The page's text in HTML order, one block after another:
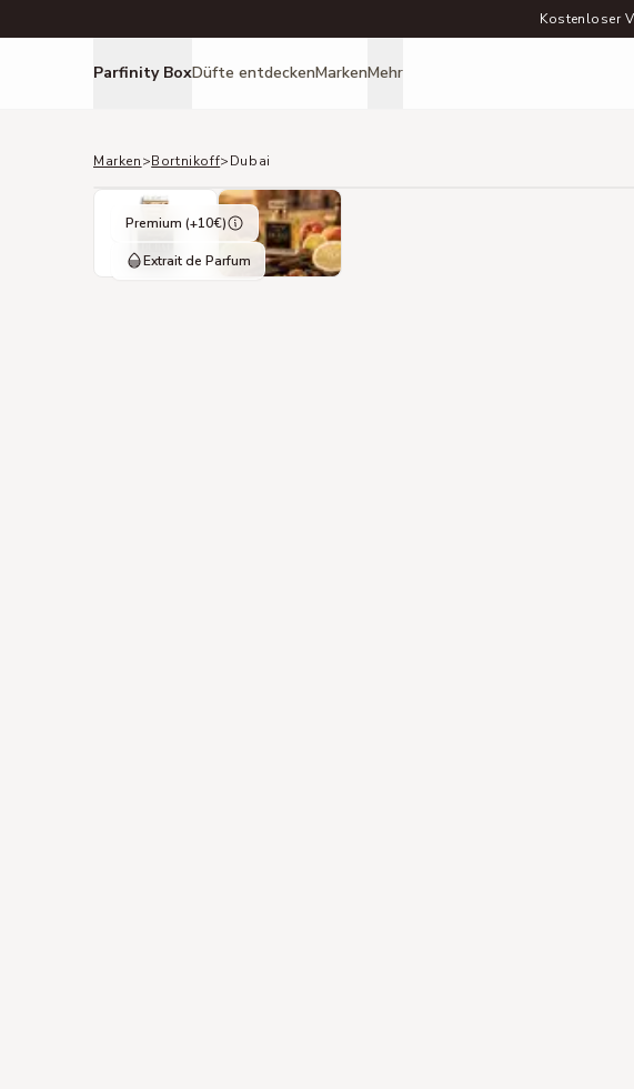
Kostenloser
Parfinity BoxDüfte entdeckenMarkenMehr
Marken>Bortnikoff>Dubai
Premium (+10€)
Extrait de Parfum